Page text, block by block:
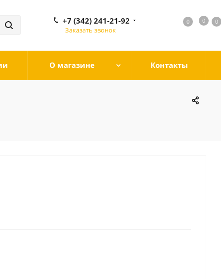
0 0 0
0
+7 (342) 241-21-92
Заказать звонок
О магазине Контакты